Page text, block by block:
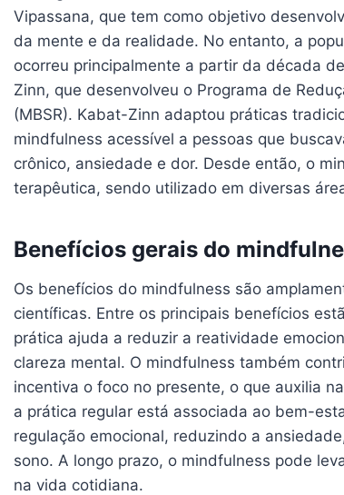
Vipassana, que tem como objetivo
da mente e da realidade. No entanto, a
ocorreu principalmente a partir da década
Zinn, que desenvolveu o Programa de
(MBSR). Kabat-Zinn adaptou práticas
mindfulness acessível a pessoas que
crônico, ansiedade e dor. Desde então, o
terapêutica, sendo utilizado em diversas
Benefícios gerais do
Os benefícios do mindfulness são
científicas. Entre os principais benefícios
prática ajuda a reduzir a reatividade
clareza mental. O mindfulness também
incentiva o foco no presente, o que auxilia
a prática regular está associada ao bem-
regulação emocional, reduzindo a
sono. A longo prazo, o mindfulness pode
na vida cotidiana.